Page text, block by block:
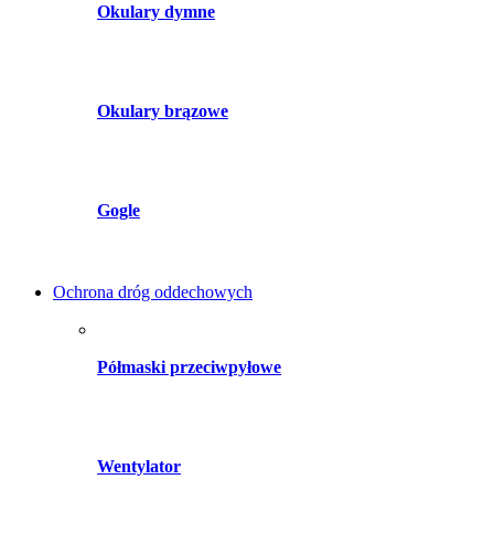
Okulary dymne
Okulary brązowe
Gogle
Ochrona dróg oddechowych
Półmaski przeciwpyłowe
Wentylator